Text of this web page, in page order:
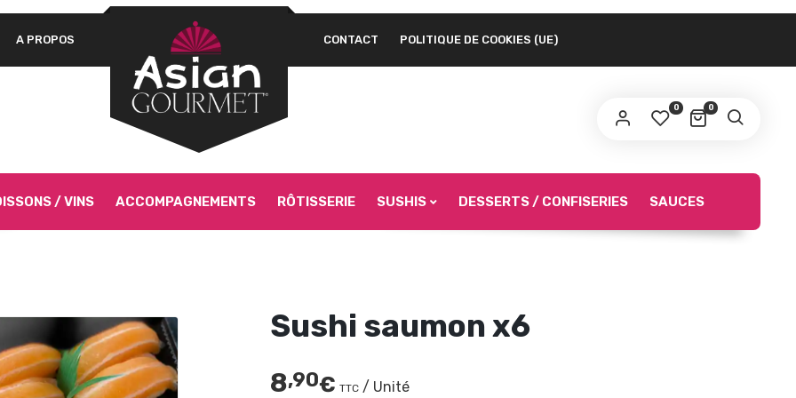
CONTACT POLITIQUE DE COOKIES (UE)
A PROPOS
0
0
OBLIGATOIRE
SE CONNECTER
Mot de passe perdu ?
Vos données personnelles seront utilisées afin de vous
Gourmet.
/ VINS ACCOMPAGNEMENTS RÔTISSERIE SUSHIS DESSERTS / CONFISERIES SAUCES
Sushi saumon x6
8,90€ TTC / Unité